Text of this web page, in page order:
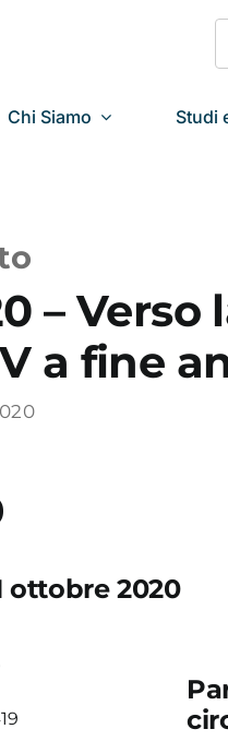
Chi Siamo Studi
–
a fine
ottobre 2020